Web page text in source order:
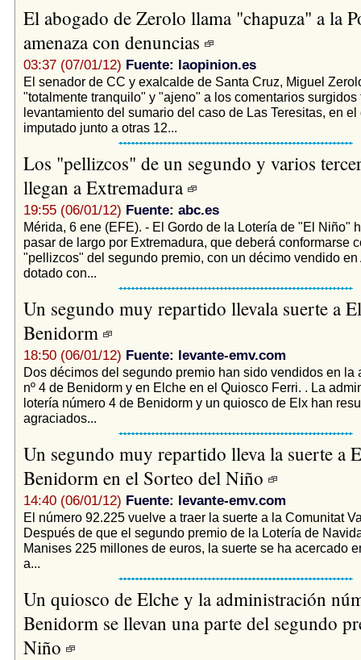
El abogado de Zerolo llama "chapuza" a la
amenaza con denuncias
03:37 (07/01/12) Fuente: laopinion.es
El senador de CC y exalcalde de Santa Cruz, Miguel
"totalmente tranquilo" y "ajeno" a los comentarios surgidos
levantamiento del sumario del caso de Las Teresitas, en el
imputado junto a otras 12...
Los "pellizcos" de un segundo y varios
llegan a Extremadura
19:55 (06/01/12) Fuente: abc.es
Mérida, 6 ene (EFE). - El Gordo de la Lotería de "El Niño"
pasar de largo por Extremadura, que deberá conformarse
"pellizcos" del segundo premio, con un décimo vendido en
dotado con...
Un segundo muy repartido llevala suerte a
Benidorm
18:50 (06/01/12) Fuente: levante-emv.com
Dos décimos del segundo premio han sido vendidos en la
nº 4 de Benidorm y en Elche en el Quiosco Ferri. . La
lotería número 4 de Benidorm y un quiosco de Elx han
agraciados...
Un segundo muy repartido lleva la suerte a
Benidorm en el Sorteo del Niño
14:40 (06/01/12) Fuente: levante-emv.com
El número 92.225 vuelve a traer la suerte a la Comunitat
Después de que el segundo premio de la Lotería de
Manises 225 millones de euros, la suerte se ha acercado
a...
Un quiosco de Elche y la administración
Benidorm se llevan una parte del segundo
Niño